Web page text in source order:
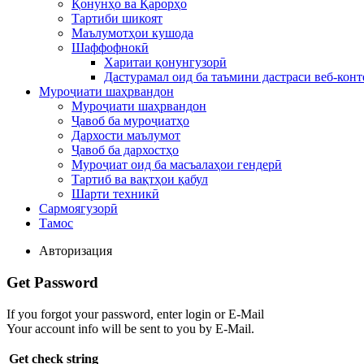
Қонунҳо ва Қарорҳо
Тартиби шикоят
Маълумотҳои кушода
Шаффофнокӣ
Харитаи қонунгузорӣ
Дастурамал оид ба таъмини дастраси веб-
Муроҷиати шаҳрвандон
Муроҷиати шаҳрвандон
Ҷавоб ба муроҷиатҳо
Дархости маълумот
Ҷавоб ба дархостҳо
Муроҷиат оид ба масъалаҳои гендерӣ
Тартиб ва вақтҳои қабул
Шарти техникӣ
Сармоягузорӣ
Тамос
Авторизация
Get Password
If you forgot your password, enter login or E-Mail
Your account info will be sent to you by E-Mail.
Get check string